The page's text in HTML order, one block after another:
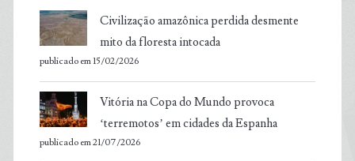
Civilização amazônica perdida desmente
mito da floresta intocada
publicado em 15/02/2026
Vitória na Copa do Mundo provoca
‘terremotos’ em cidades da Espanha
publicado em 21/07/2026